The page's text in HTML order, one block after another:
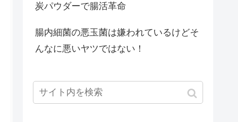
炭パウダーで腸活革命
腸内細菌の悪玉菌は嫌われているけどそ
んなに悪いヤツではない！